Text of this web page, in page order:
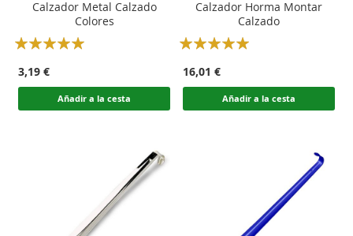
Calzador Metal Calzado
Colores
Rating:
3,19 €
Añadir a la cesta
Calzador Horma Montar
Calzado
Rating:
16,01 €
Añadir a la cesta